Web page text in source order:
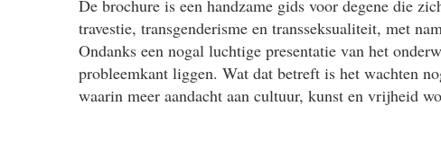
De brochure is een handzame gids voor degene die
travestie, transgenderisme en transseksualiteit, met
Ondanks een nogal luchtige presentatie van het
probleemkant liggen. Wat dat betreft is het wachten
waarin meer aandacht aan cultuur, kunst en vrijheid